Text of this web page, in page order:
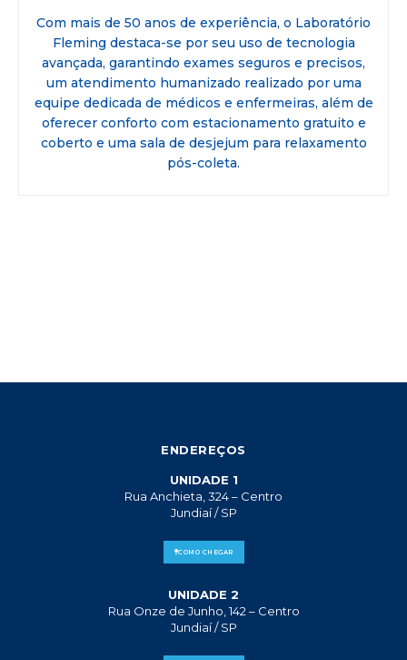
Com mais de 50 anos de experiência, o Laboratório
Fleming destaca-se por seu uso de tecnologia
avançada, garantindo exames seguros e precisos,
um atendimento humanizado realizado por uma
equipe dedicada de médicos e enfermeiras, além de
oferecer conforto com estacionamento gratuito e
coberto e uma sala de desjejum para relaxamento
pós-coleta.
ENDEREÇOS
UNIDADE 1
Rua Anchieta, 324 – Centro
Jundiaí / SP
COMO CHEGAR
UNIDADE 2
Rua Onze de Junho, 142 – Centro
Jundiaí / SP